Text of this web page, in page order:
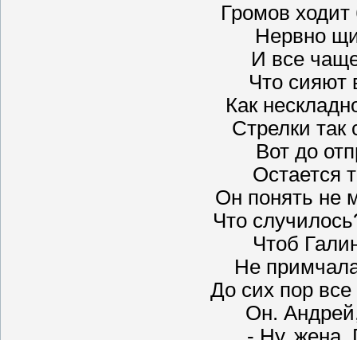
Громов ходит
Нервно
И все
Что сияют
Как
Стрелки так
Вот до
Остается
Он понять не
Что
Чтоб
Не
До сих пор
Он.